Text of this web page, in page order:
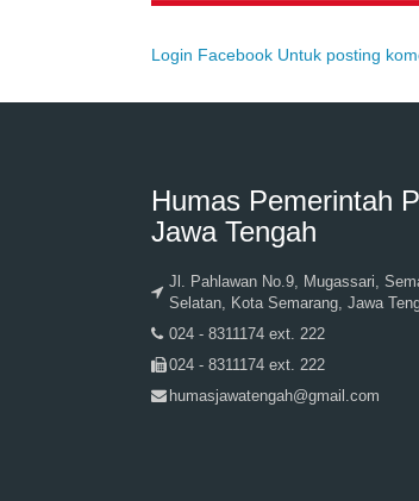
Login Facebook Untuk posting
Humas Pemerintah
Jawa Tengah
Jl. Pahlawan No.9, Mugassari,
Selatan, Kota Semarang, Jawa
024 - 8311174 ext. 222
024 - 8311174 ext. 222
humasjawatengah@gmail.com